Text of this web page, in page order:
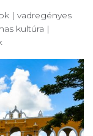
| vadregényes
kultúra |